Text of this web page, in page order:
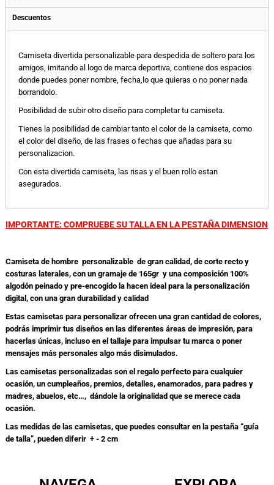
Descuentos
Camiseta divertida personalizable para despedida de soltero para los
amigos, imitando al logo de marca deportiva, contiene dos espacios
donde puedes poner nombre, fecha,lo que quieras o no poner nada
borrandolo.
Posibilidad de subir otro diseño para completar tu camiseta.
Tienes la posibilidad de cambiar tanto el color de la camiseta, como
el color del diseño, de las frases o fechas que añadas para su
personalizacion.
Con esta divertida camiseta, las risas y el buen rollo estan
asegurados.
IMPORTANTE: COMPRUEBE SU TALLA EN LA PESTAÑA DIMENSION
Camiseta de hombre personalizable de gran calidad, de corte recto y
costuras laterales, con un gramaje de 165gr y una composición 100%
algodón peinado y pre-encogido la hacen ideal para la personalización
digital, con una gran durabilidad y calidad
Estas camisetas para personalizar ofrecen una gran cantidad de colores,
podrás imprimir tus diseños en las diferentes áreas de impresión, para
hacerlas únicas, incluso en el tallaje para impulsar tu marca o poner
mensajes más personales algo más disimulados.
Las camisetas personalizadas son el regalo perfecto para cualquier
ocasión, un cumpleaños, premios, detalles, enamorados, para padres y
madres, abuelos, etc…, dándole la originalidad que se merece cada
ocasión.
Las medidas de las camisetas, que puedes consultar en la pestaña “guía
de talla”, pueden diferir + - 2 cm